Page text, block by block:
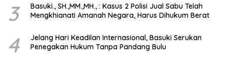
3
Basuki., SH.,MM.,MH., : Kasus 2 Polisi Jual Sabu Telah
Mengkhianati Amanah Negara, Harus Dihukum Berat
4
Jelang Hari Keadilan Internasional, Basuki Serukan
Penegakan Hukum Tanpa Pandang Bulu